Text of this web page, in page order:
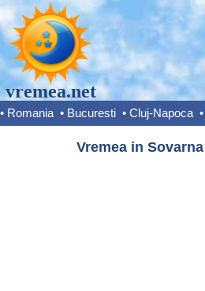
vremea.net
• Romania • Bucuresti • Cluj-Napoca •
Vremea in